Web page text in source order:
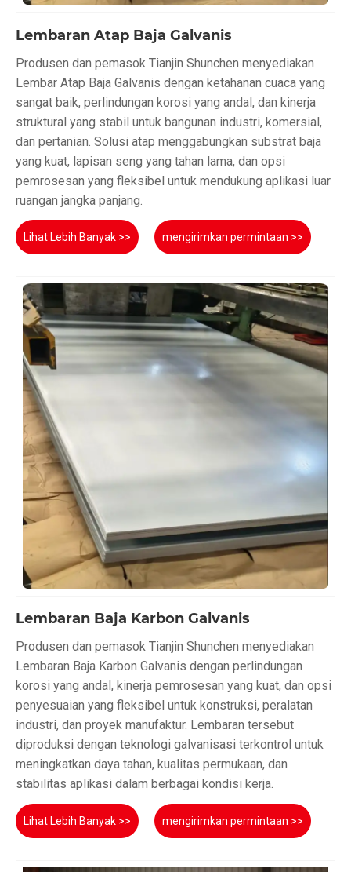
Lembaran Atap Baja Galvanis
Produsen dan pemasok Tianjin Shunchen menyediakan
Lembar Atap Baja Galvanis dengan ketahanan cuaca yang
sangat baik, perlindungan korosi yang andal, dan kinerja
struktural yang stabil untuk bangunan industri, komersial,
dan pertanian. Solusi atap menggabungkan substrat baja
yang kuat, lapisan seng yang tahan lama, dan opsi
pemrosesan yang fleksibel untuk mendukung aplikasi luar
ruangan jangka panjang.
Lihat Lebih Banyak >> mengirimkan permintaan >>
Lembaran Baja Karbon Galvanis
Produsen dan pemasok Tianjin Shunchen menyediakan
Lembaran Baja Karbon Galvanis dengan perlindungan
korosi yang andal, kinerja pemrosesan yang kuat, dan opsi
penyesuaian yang fleksibel untuk konstruksi, peralatan
industri, dan proyek manufaktur. Lembaran tersebut
diproduksi dengan teknologi galvanisasi terkontrol untuk
meningkatkan daya tahan, kualitas permukaan, dan
stabilitas aplikasi dalam berbagai kondisi kerja.
Lihat Lebih Banyak >> mengirimkan permintaan >>